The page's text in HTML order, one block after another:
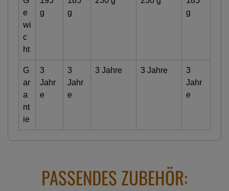
e
wi
c
ht
g
g
g
G
ar
a
nt
ie
3
Jahr
e
3
Jahr
e
3 Jahre 3 Jahre
3
Jahr
e
PASSENDES ZUBEHÖR: